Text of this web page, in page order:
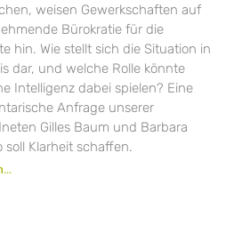
weisen Gewerkschaften auf
Bürokratie für die
hin. Wie stellt sich die Situation in
dar, und welche Rolle könnte
Intelligenz dabei spielen? Eine
Anfrage unserer
Gilles Baum und Barbara
soll Klarheit schaffen.